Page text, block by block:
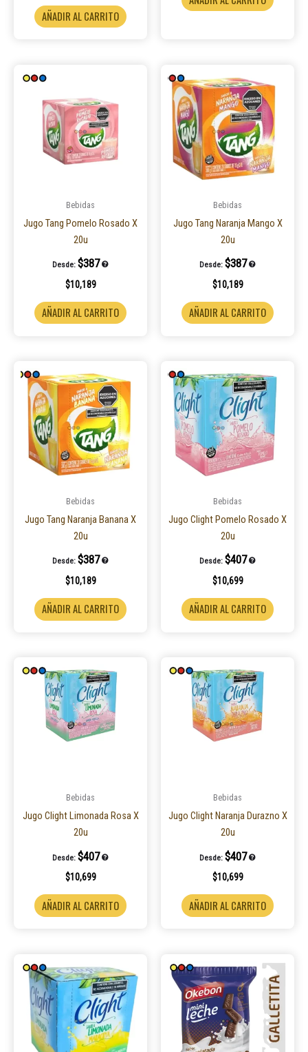
AÑADIR AL CARRITO
Bebidas
Jugo Tang Pomelo Rosado X
20u
Desde: $387
$10,189
AÑADIR AL CARRITO
Bebidas
Jugo Tang Naranja Mango X
20u
Desde: $387
$10,189
AÑADIR AL CARRITO
Bebidas
Jugo Tang Naranja Banana X
20u
Desde: $387
$10,189
AÑADIR AL CARRITO
Bebidas
Jugo Clight Pomelo Rosado X
20u
Desde: $407
$10,699
AÑADIR AL CARRITO
Bebidas
Jugo Clight Limonada Rosa X
20u
Desde: $407
$10,699
AÑADIR AL CARRITO
Bebidas
Jugo Clight Naranja Durazno X
20u
Desde: $407
$10,699
AÑADIR AL CARRITO